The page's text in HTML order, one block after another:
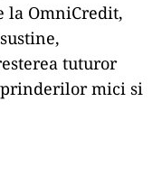
la OmniCredit,
tuturor
mici si